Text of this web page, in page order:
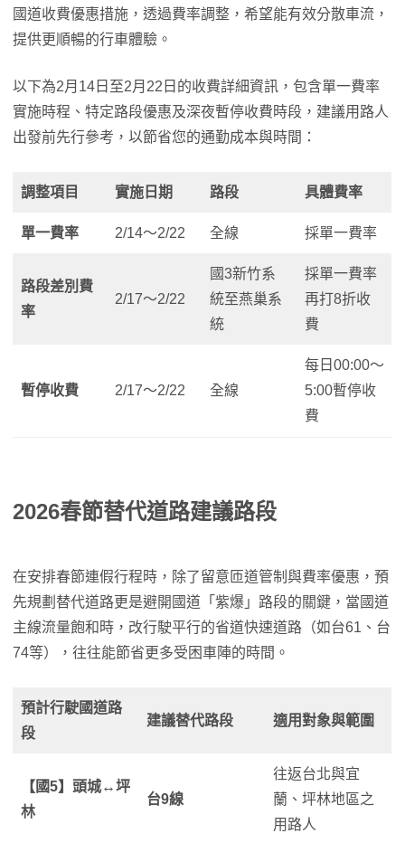
國道收費優惠措施，透過費率調整，希望能有效分散車流，
提供更順暢的行車體驗。
以下為2月14日至2月22日的收費詳細資訊，包含單一費率
實施時程、特定路段優惠及深夜暫停收費時段，建議用路人
出發前先行參考，以節省您的通勤成本與時間：
調整項目 實施日期 路段 具體費率
單一費率 2/14～2/22 全線 採單一費率
路段差別費
率
2/17～2/22
國3新竹系
統至燕巢系
統
採單一費率
再打8折收
費
暫停收費 2/17～2/22 全線
每日00:00～
5:00暫停收
費
2026春節替代道路建議路段
在安排春節連假行程時，除了留意匝道管制與費率優惠，預
先規劃替代道路更是避開國道「紫爆」路段的關鍵，當國道
主線流量飽和時，改行駛平行的省道快速道路（如台61、台
74等），往往能節省更多受困車陣的時間。
預計行駛國道路
段
建議替代路段 適用對象與範圍
【國5】頭城↔坪
林
台9線
往返台北與宜
蘭、坪林地區之
用路人